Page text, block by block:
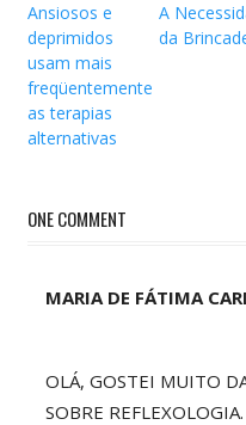
Ansiosos e
deprimidos
usam mais
freqüentemente
as terapias
alternativas
A
da
ONE COMMENT
MARIA DE FÁTIMA
OLÁ, GOSTEI MUITO
SOBRE REFLEXOLOGIA.